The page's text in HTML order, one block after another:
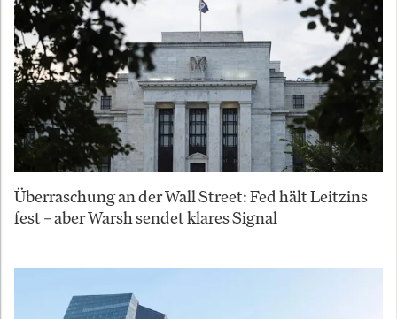
Überraschung an der Wall Street: Fed hält Leitzins
fest – aber Warsh sendet klares Signal